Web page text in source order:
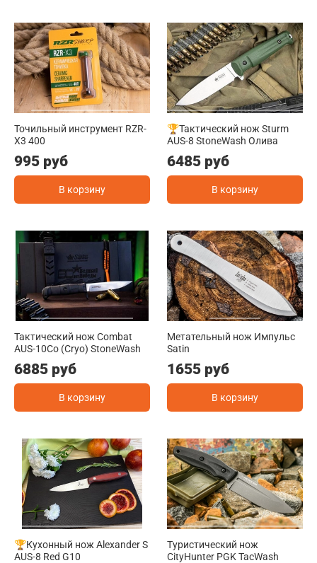
Точильный инструмент RZR-
X3 400
995 руб
В корзину
🏆Тактический нож Sturm
AUS-8 StoneWash Олива
6485 руб
В корзину
Тактический нож Combat
AUS-10Co (Cryo) StoneWash
6885 руб
В корзину
Метательный нож Импульс
Satin
1655 руб
В корзину
🏆Кухонный нож Alexander S
AUS-8 Red G10
Туристический нож
CityHunter PGK TacWash